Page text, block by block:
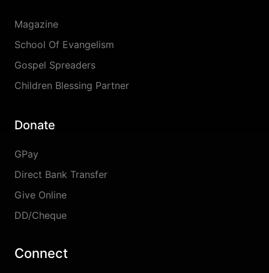
Magazine
School Of Evangelism
Gospel Spreaders
Children Blessing Partner
Donate
GPay
Direct Bank Transfer
Give Online
DD/Cheque
Connect